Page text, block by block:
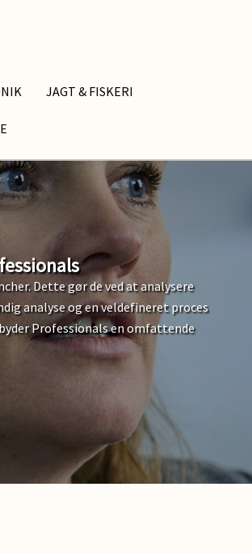
JAGT & FISKERI
Dette gør de ved at analysere
analyse og en veldefineret proces
Professionals en omfattende